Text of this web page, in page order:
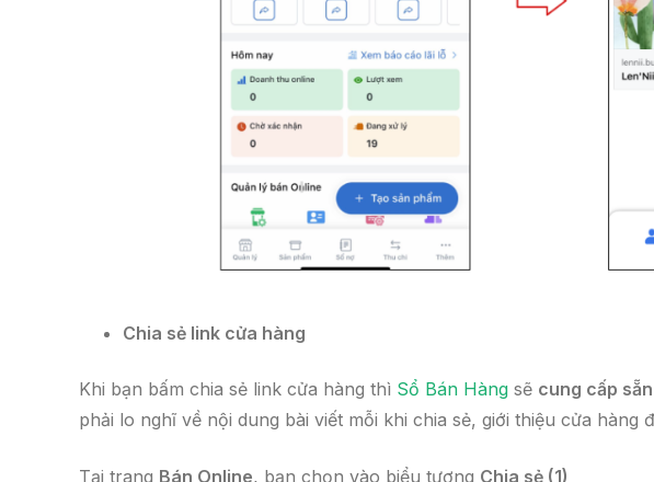
Chia sẻ link cửa hàng
Khi bạn bấm chia sẻ link cửa hàng thì Sổ Bán Hàng sẽ cung cấp
phải lo nghĩ về nội dung bài viết mỗi khi chia sẻ, giới thiệu cửa hàng
Tại trang Bán Online, bạn chọn vào biểu tượng Chia sẻ (1)